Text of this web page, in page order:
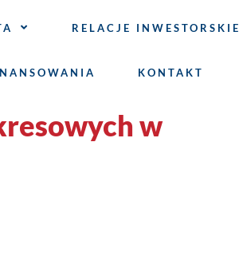
RELACJE INWESTORSKIE
KONTAKT
w